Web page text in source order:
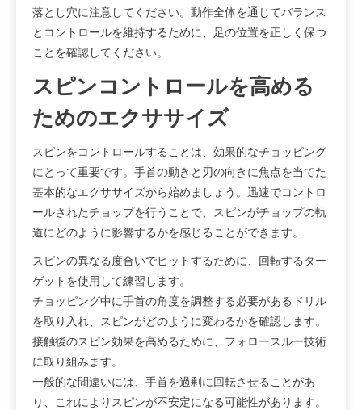
落とし穴に注意してください。動作全体を通じてバランス
とコントロールを維持するために、足の位置を正しく保つ
ことを確認してください。
スピンコントロールを高める
ためのエクササイズ
スピンをコントロールすることは、効果的なチョッピング
にとって重要です。手首の動きと刃の向きに焦点を当てた
基本的なエクササイズから始めましょう。迅速でコントロ
ールされたチョップを行うことで、スピンがチョップの軌
道にどのように影響するかを感じることができます。
スピンの異なる度合いでヒットするために、回転するター
ゲットを使用して練習します。
チョッピング中に手首の角度を調整する必要があるドリル
を取り入れ、スピンがどのように変わるかを確認します。
接触後のスピン効果を高めるために、フォロースルー技術
に取り組みます。
一般的な間違いには、手首を過剰に回転させることがあ
り、これによりスピンが不安定になる可能性があります。